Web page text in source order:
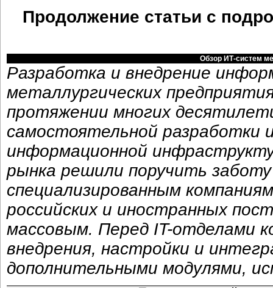
Продолжение статьи с
Обзор ИТ-систем
Разработка и внедрение
металлургических
протяжении многих
самостоятельной разработки
информационной
рынка решили поручить
специализированным
российских и иностранных
массовым. Перед IT-отделами
внедрения, настройки и
дополнительными модулями,